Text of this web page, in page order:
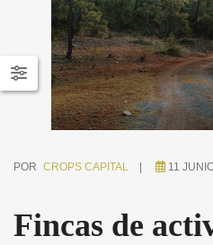
POR CROPS CAPITAL 11
Fincas de